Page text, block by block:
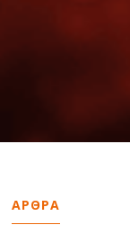
ΑΡΘΡΑ